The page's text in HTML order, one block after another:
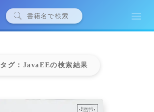
タグ：JavaEEの検索結果